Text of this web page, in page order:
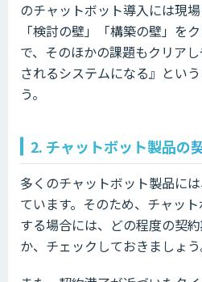
のチャットボット導入には現
「検討の壁」「構築の壁」を
で、そのほかの課題もクリア
されるシステムになる』とい
う。
2. チャットボット製品の
多くのチャットボット製品に
ています。そのため、チャッ
する場合には、どの程度の契
か、チェックしておきましょう